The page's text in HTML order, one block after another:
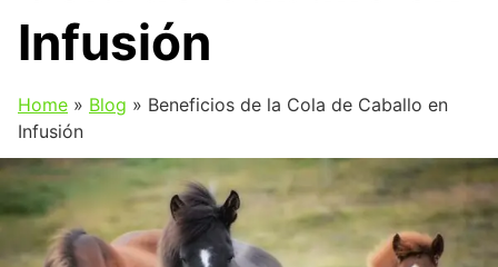
Infusión
Home » Blog » Beneficios de la Cola de Caballo en
Infusión